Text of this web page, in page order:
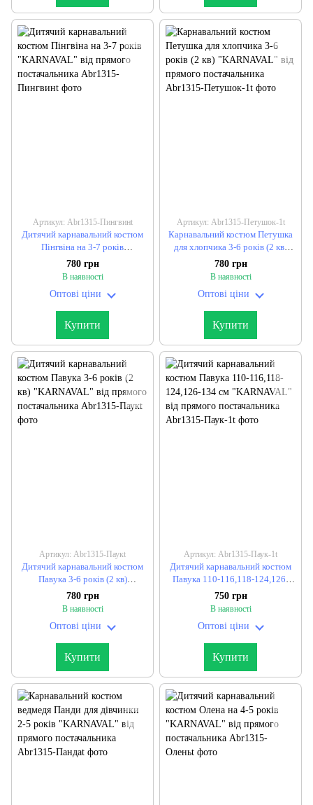
Артикул: Abr1315-Пингвинt
Дитячий карнавальний костюм
Пінгвіна на 3-7 років
"KARNAVAL" від прямого
постачальника
780 грн
В наявності
Оптові ціни
Купити
Артикул: Abr1315-Петушок-1t
Карнавальний костюм Петушка
для хлопчика 3-6 років (2 кв)
"KARNAVAL" від прямого
постачальника
780 грн
В наявності
Оптові ціни
Купити
Артикул: Abr1315-Паукt
Дитячий карнавальний костюм
Павука 3-6 років (2 кв)
"KARNAVAL" від прямого
постачальника
780 грн
В наявності
Оптові ціни
Купити
Артикул: Abr1315-Паук-1t
Дитячий карнавальний костюм
Павука 110-116,118-124,126-
134 см "KARNAVAL" від
прямого постачальника
750 грн
В наявності
Оптові ціни
Купити